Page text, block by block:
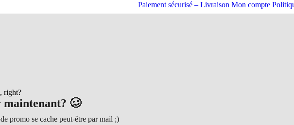
Paiement sécurisé – Livraison Mon compte
maintenant? 🥴
promo se cache peut-être par mail ;)